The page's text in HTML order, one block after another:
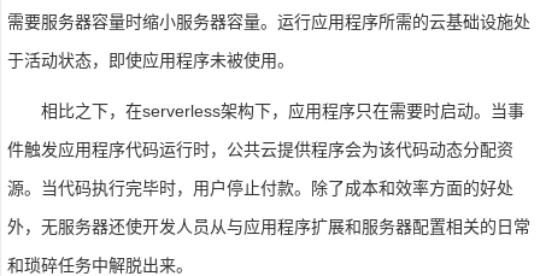
需要服务器容量时缩小服务器容量。运行应用程序所需的云基础设施处
于活动状态，即使应用程序未被使用。
相比之下，在serverless架构下，应用程序只在需要时启动。当事
件触发应用程序代码运行时，公共云提供程序会为该代码动态分配资
源。当代码执行完毕时，用户停止付款。除了成本和效率方面的好处
外，无服务器还使开发人员从与应用程序扩展和服务器配置相关的日常
和琐碎任务中解脱出来。